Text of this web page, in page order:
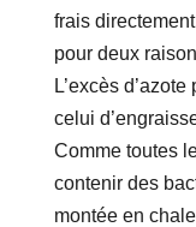
frais
pour deux
L’excès
celui
Comme toutes
contenir des
montée en